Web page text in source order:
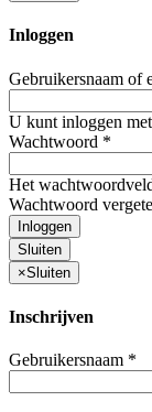
Inloggen
Gebruikersnaam of
U kunt inloggen
Wachtwoord *
Het
Wachtwoord
Inloggen
Sluiten
×Sluiten
Inschrijven
Gebruikersnaam *